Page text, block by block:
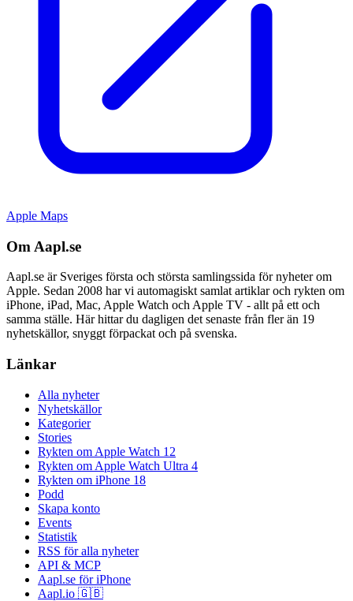
Apple Maps
Om Aapl.se
Aapl.se är Sveriges första och största samlingssida för nyheter om
Apple. Sedan 2008 har vi automagiskt samlat artiklar och rykten om
iPhone, iPad, Mac, Apple Watch och Apple TV - allt på ett och
samma ställe. Här hittar du dagligen det senaste från fler än 19
nyhetskällor, snyggt förpackat och på svenska.
Länkar
Alla nyheter
Nyhetskällor
Kategorier
Stories
Rykten om Apple Watch 12
Rykten om Apple Watch Ultra 4
Rykten om iPhone 18
Podd
Skapa konto
Events
Statistik
RSS för alla nyheter
API & MCP
Aapl.se för iPhone
Aapl.io 🇬🇧